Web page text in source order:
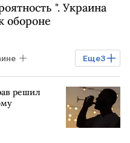
". Украина
обороне
Еще3
решил